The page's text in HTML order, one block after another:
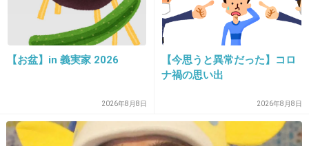
14. 匿名2014/05/07(水) 20:49:11
キモい‼
【お盆】in 義実家 2026
2026年8月8日
【今思うと異常だった】コロ
ナ禍の思い出
2026年8月8日